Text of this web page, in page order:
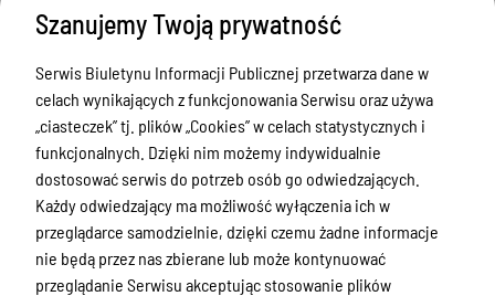
Ścieżka powrotu
Strona główna
Gospodarka nieruchomościami, budownictwo
Gospodarka nieruchomościami, budownictwo - Obwieszczenia
dot. lokalizacji inwestycji celu publicznego
Obwieszczenie w sprawie wydania decyzji o lokalizacji inwestycji celu publicznego na budowę elektroenergetycznej linii kablowej nN0,4 kV na dz. nr 101-3, 240 i 116, ob. Roje
Gospodarka nieruchomościami,
budownictwo - Obwieszczenia dot.
lokalizacji inwestycji celu
publicznego
Menu Przedmiotowe
Szanujemy Twoją prywatność
Serwis Biuletynu Informacji Publicznej przetwarza dane w
celach wynikających z funkcjonowania Serwisu oraz używa
„ciasteczek” tj. plików „Cookies” w celach statystycznych i
funkcjonalnych. Dzięki nim możemy indywidualnie
dostosować serwis do potrzeb osób go odwiedzających.
Każdy odwiedzający ma możliwość wyłączenia ich w
przeglądarce samodzielnie, dzięki czemu żadne informacje
nie będą przez nas zbierane lub może kontynuować
przeglądanie Serwisu akceptując stosowanie plików